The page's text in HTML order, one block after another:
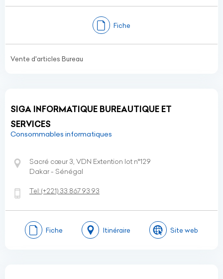
Fiche
Vente d'articles Bureau
SIGA INFORMATIQUE BUREAUTIQUE ET
SERVICES
Consommables informatiques
Sacré cœur 3, VDN Extention lot n°129
Dakar - Sénégal
Tel:(+221) 33 867 93 93
Fiche Itinéraire Site web